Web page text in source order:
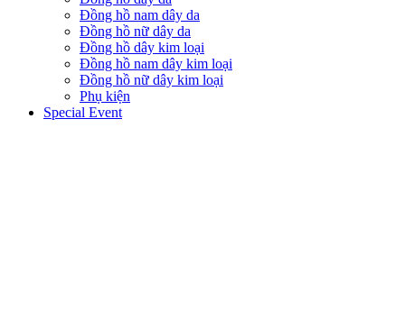
Đồng hồ nam dây da
Đồng hồ nữ dây da
Đồng hồ dây kim loại
Đồng hồ nam dây kim loại
Đồng hồ nữ dây kim loại
Phụ kiện
Special Event